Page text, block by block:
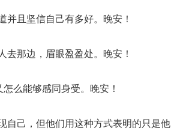
且坚信自己有多好。晚安！
那边，眉眼盈盈处。晚安！
么能够感同身受。晚安！
自己，但他们用这种方式表明的只是他